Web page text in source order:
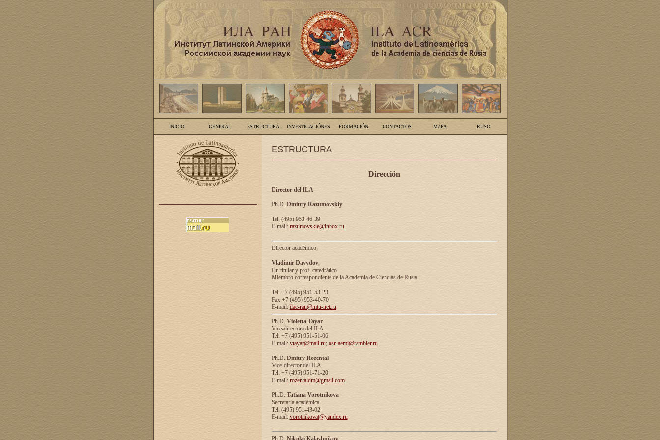
INICIO GENERAL ESTRUCTURA INVESTIGACIÓNES FORMACIÓN CONTACTOS MAPA RUSO
ESTRUCTURA
Dirección
Director del ILA
Ph.D. Dmitriy Razumovskiy
Tel. (495) 953-46-39
E-mail: razumovskie@inbox.ru
Director académico:
Vladimir Davydov,
Dr. titular y prof. catedrático
Miembro correspondiente de la Academia de Ciencias de Rusia
Tel. +7 (495) 951-53-23
Fax +7 (495) 953-40-70
E-mail: ilac-ran@mtu-net.ru
Ph.D. Violetta Tayar
Vice-directora del ILA
Tel. +7 (495) 951-51-06
E-mail: vtayar@mail.ru; osr-aemi@rambler.ru
Ph.D. Dmitry Rozental
Vice-director del ILA
Tel. +7 (495) 951-71-20
E-mail: rozentaldm@gmail.com
Ph.D. Tatiana Vorotnikova
Secretaria académica
Tel. (495) 951-43-02
E-mail: vorotnikovat@yandex.ru
Ph.D. Nikolai Kalashnikov